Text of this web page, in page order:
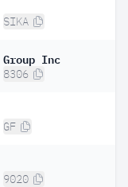
SIKA
Inc
8306
GF
9020